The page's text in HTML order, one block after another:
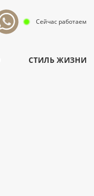
Сейчас работаем
СТИЛЬ ЖИЗНИ